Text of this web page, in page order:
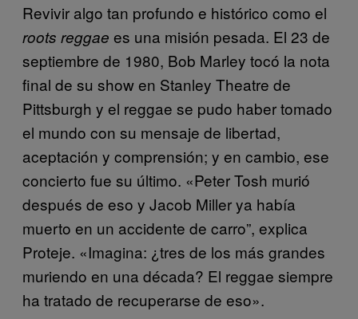
Revivir algo tan profundo e histórico como el
roots reggae es una misión pesada. El 23 de
septiembre de 1980, Bob Marley tocó la nota
final de su show en Stanley Theatre de
Pittsburgh y el reggae se pudo haber tomado
el mundo con su mensaje de libertad,
aceptación y comprensión; y en cambio, ese
concierto fue su último. «Peter Tosh murió
después de eso y Jacob Miller ya había
muerto en un accidente de carro”, explica
Proteje. «Imagina: ¿tres de los más grandes
muriendo en una década? El reggae siempre
ha tratado de recuperarse de eso».